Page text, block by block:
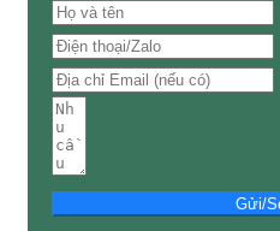
Gửi/